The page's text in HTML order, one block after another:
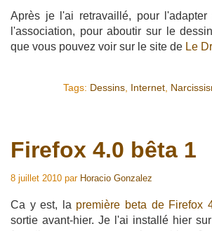
Après je l'ai retravaillé, pour
l'association, pour aboutir sur le
que vous pouvez voir sur le site de Le
Tags: Dessins, Internet,
Firefox 4.0 bêta 1
8 juillet 2010 par Horacio Gonzalez
Ca y est, la première beta de Firefox
sortie avant-hier. Je l'ai installé hier